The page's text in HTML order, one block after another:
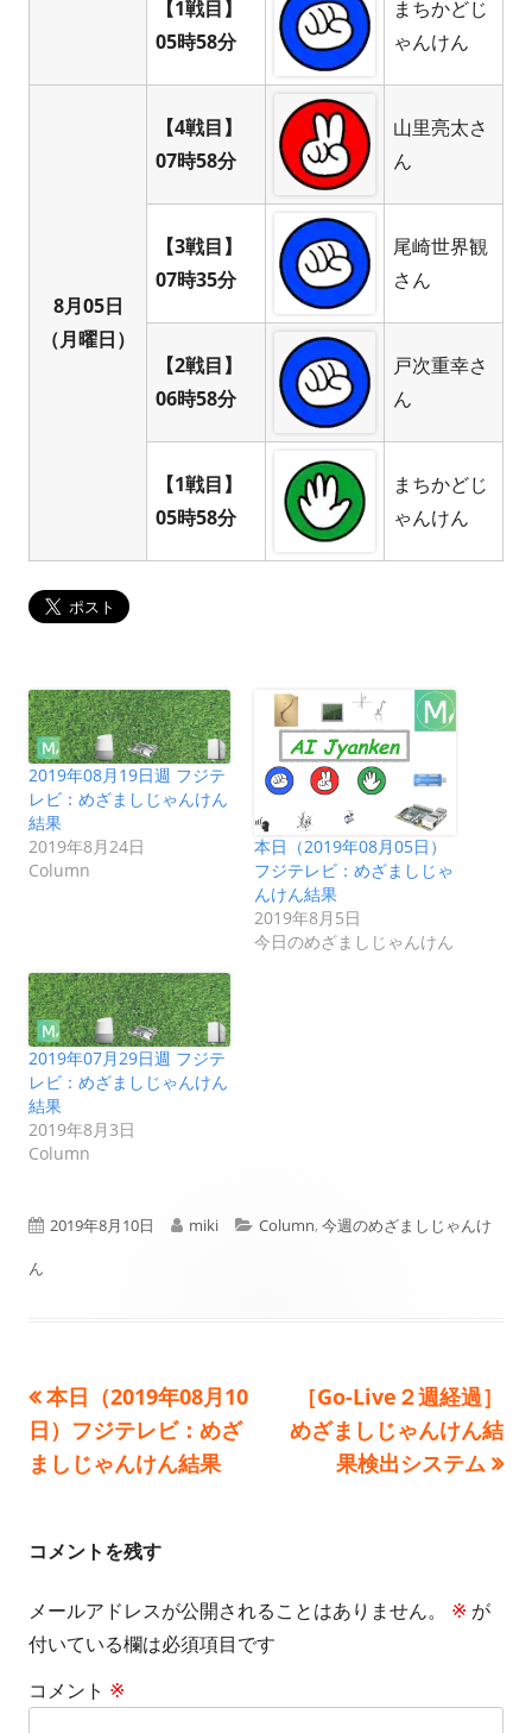
【1戦目】
05時58分
まちかどじ
ゃんけん
8月05日
（月曜日）
【4戦目】
07時58分
山里亮太さ
ん
【3戦目】
07時35分
尾崎世界観
さん
【2戦目】
06時58分
戸次重幸さ
ん
【1戦目】
05時58分
まちかどじ
ゃんけん
2019年08月19日週 フジテ
レビ：めざましじゃんけん
結果
2019年8月24日
Column
本日（2019年08月05日）
フジテレビ：めざましじゃ
んけん結果
2019年8月5日
今日のめざましじゃんけん
2019年07月29日週 フジテ
レビ：めざましじゃんけん
結果
2019年8月3日
Column
公
2019年8月10日
作
miki
カ
Column, 今週のめざましじゃんけ
ん
投
稿
ビ
ゲ
ー
シ
前
の
記
本日（2019年08月10
日）フジテレビ：めざ
ましじゃんけん結果
次
の
［Go-Live２週経過］
めざましじゃんけん結
果検出システム
コメントを残す
メールアドレスが公開されることはありません。 ※ が
付いている欄は必須項目です
コメント ※